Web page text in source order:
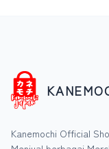
Kanemochi Official